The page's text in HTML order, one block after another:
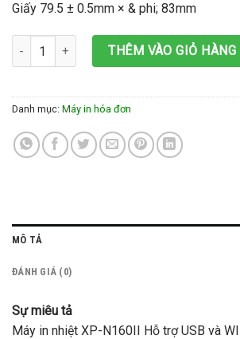
Giấy 79.5 ± 0.5mm × & phi; 83mm
Máy in hóa đơn nhiệt XPrinter N160II WIFI +
THÊM VÀO GIỎ HÀNG
Danh mục: Máy in hóa đơn
MÔ TẢ
ĐÁNH GIÁ (0)
Sự miêu tả
Máy in nhiệt XP-N160II Hỗ trợ USB và